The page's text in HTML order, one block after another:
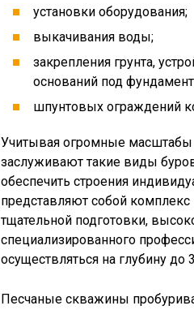
установки оборудования;
выкачивания воды;
закрепления грунта,
оснований под
шпунтовых ограждений
Учитывая огромные масштабы
заслуживают такие виды
обеспечить строения
представляют собой
тщательной подготовки,
специализированного
осуществляться на глубину до
Песчаные скважины